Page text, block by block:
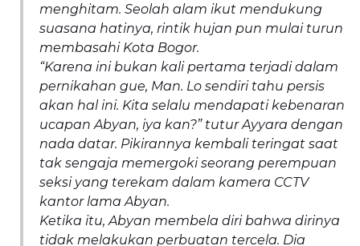
menghitam. Seolah alam ikut mendukung
suasana hatinya, rintik hujan pun mulai turun
membasahi Kota Bogor.
“Karena ini bukan kali pertama terjadi dalam
pernikahan gue, Man. Lo sendiri tahu persis
akan hal ini. Kita selalu mendapati kebenaran
ucapan Abyan, iya kan?” tutur Ayyara dengan
nada datar. Pikirannya kembali teringat saat
tak sengaja memergoki seorang perempuan
seksi yang terekam dalam kamera CCTV
kantor lama Abyan.
Ketika itu, Abyan membela diri bahwa dirinya
tidak melakukan perbuatan tercela. Dia